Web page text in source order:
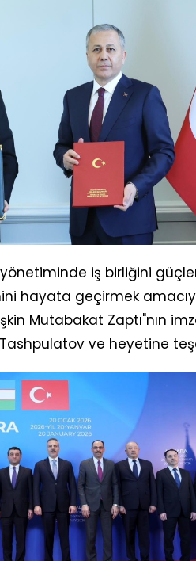
iş birliğini
hayata geçirmek
Mutabakat Zaptı"nın
ve heyetine